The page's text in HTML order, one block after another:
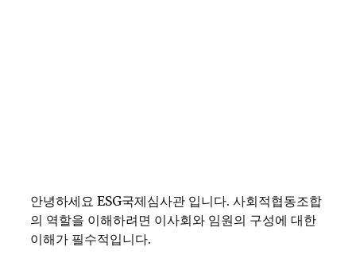
안녕하세요 ESG국제심사관 입니다. 사회적협동조합
의 역할을 이해하려면 이사회와 임원의 구성에 대한
이해가 필수적입니다.